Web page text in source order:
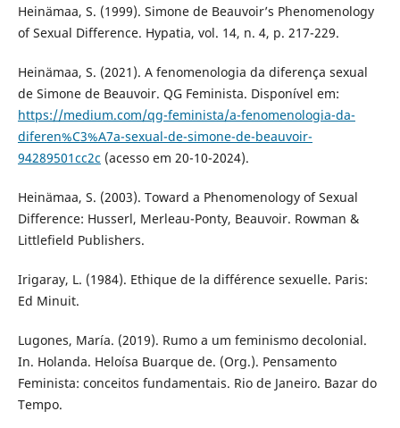
Heinämaa, S. (1999). Simone de Beauvoir’s Phenomenology
of Sexual Difference. Hypatia, vol. 14, n. 4, p. 217-229.
Heinämaa, S. (2021). A fenomenologia da diferença sexual
de Simone de Beauvoir. QG Feminista. Disponível em:
https://medium.com/qg-feminista/a-fenomenologia-da-
diferen%C3%A7a-sexual-de-simone-de-beauvoir-
94289501cc2c (acesso em 20-10-2024).
Heinämaa, S. (2003). Toward a Phenomenology of Sexual
Difference: Husserl, Merleau-Ponty, Beauvoir. Rowman &
Littlefield Publishers.
Irigaray, L. (1984). Ethique de la différence sexuelle. Paris:
Ed Minuit.
Lugones, María. (2019). Rumo a um feminismo decolonial.
In. Holanda. Heloísa Buarque de. (Org.). Pensamento
Feminista: conceitos fundamentais. Rio de Janeiro. Bazar do
Tempo.